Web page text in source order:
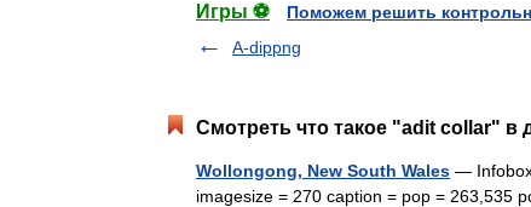
Игры ⚽
Поможем решить
A-dippng
Смотреть что такое "adit collar" в
Wollongong, New South Wales — Infobox
imagesize = 270 caption = pop = 263,535